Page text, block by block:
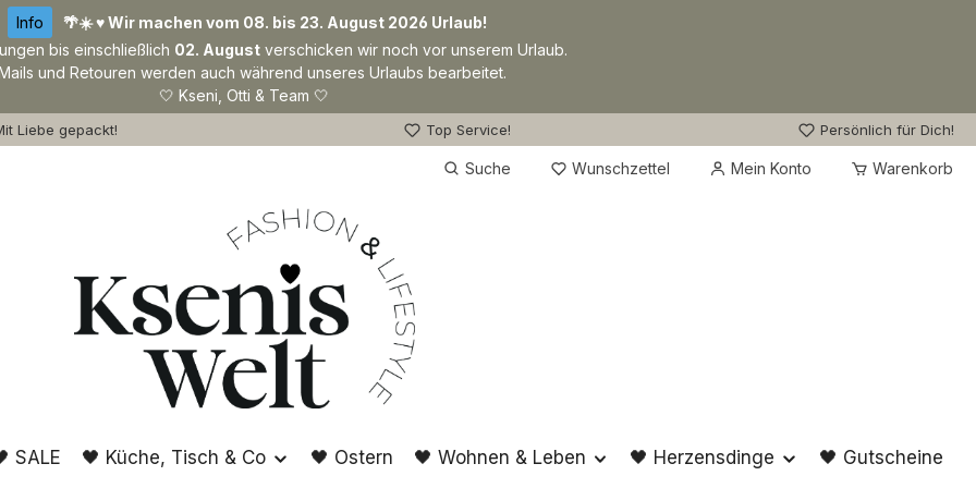
Info
🌴☀️ ♥ Wir machen vom 08. bis 23. August 2026 Urlaub!
bis einschließlich 02. August verschicken wir noch vor unserem Urlaub.
und Retouren werden auch während unseres Urlaubs bearbeitet.
🤍 Kseni, Otti & Team 🤍
Liebe gepackt! Top Service! Persönlich für Dich!
Suche Wunschzettel Du hast 0 Produkte auf dem Merkzettel
Mein Konto Warenkorb
SALE 🖤 Küche, Tisch & Co 🖤 Ostern 🖤 Wohnen & Leben 🖤 Herzensdinge 🖤 Gutscheine